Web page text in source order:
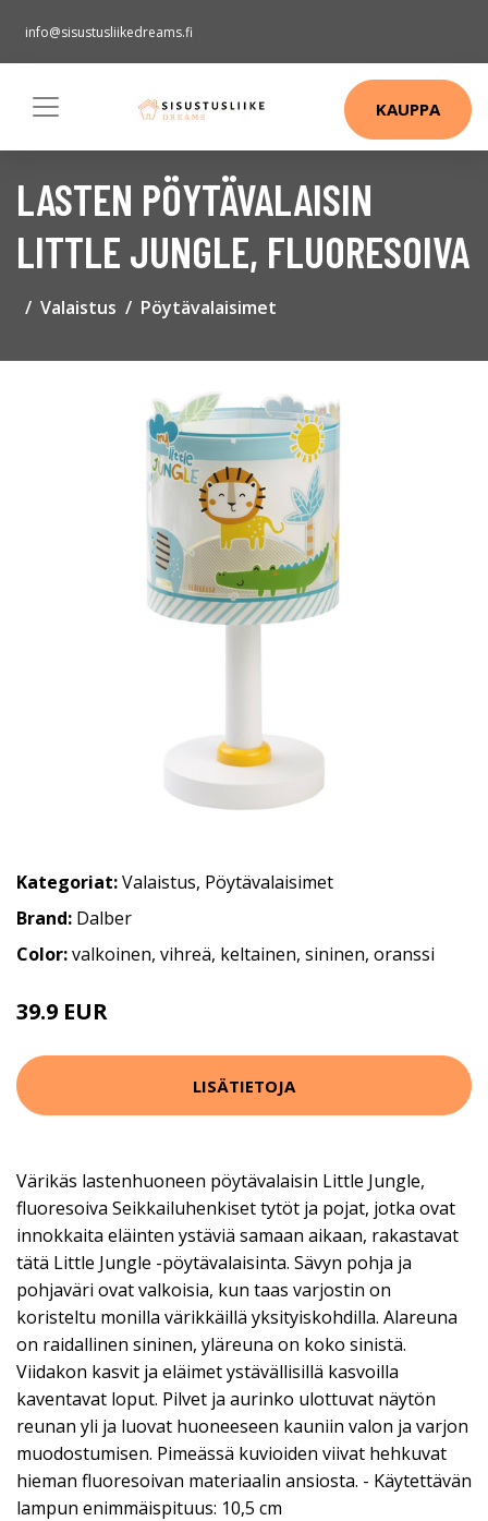
info@sisustusliikedreams.fi
KAUPPA
LASTEN PÖYTÄVALAISIN
LITTLE JUNGLE, FLUORESOIVA
Valaistus Pöytävalaisimet
Kategoriat:Valaistus, Pöytävalaisimet
Brand: Dalber
Color:valkoinen, vihreä, keltainen, sininen, oranssi
39.9 EUR
LISÄTIETOJA
Värikäs lastenhuoneen pöytävalaisin Little Jungle,
fluoresoiva Seikkailuhenkiset tytöt ja pojat, jotka ovat
innokkaita eläinten ystäviä samaan aikaan, rakastavat
tätä Little Jungle -pöytävalaisinta. Sävyn pohja ja
pohjaväri ovat valkoisia, kun taas varjostin on
koristeltu monilla värikkäillä yksityiskohdilla. Alareuna
on raidallinen sininen, yläreuna on koko sinistä.
Viidakon kasvit ja eläimet ystävällisillä kasvoilla
kaventavat loput. Pilvet ja aurinko ulottuvat näytön
reunan yli ja luovat huoneeseen kauniin valon ja varjon
muodostumisen. Pimeässä kuvioiden viivat hehkuvat
hieman fluoresoivan materiaalin ansiosta. - Käytettävän
lampun enimmäispituus: 10,5 cm